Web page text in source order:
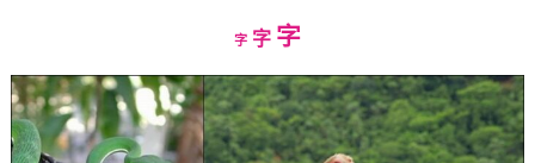
字Decrease
size.
字Reset
size.
字Increase
size.